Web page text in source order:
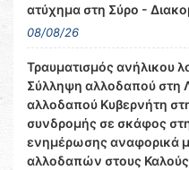
ατύχημα στη Σύρο -
08/08/26
Τραυματισμός ανήλικου
Σύλληψη αλλοδαπού στη
αλλοδαπού Κυβερνήτη
συνδρομής σε σκάφος
ενημέρωσης αναφορικά
αλλοδαπών στους Καλούς